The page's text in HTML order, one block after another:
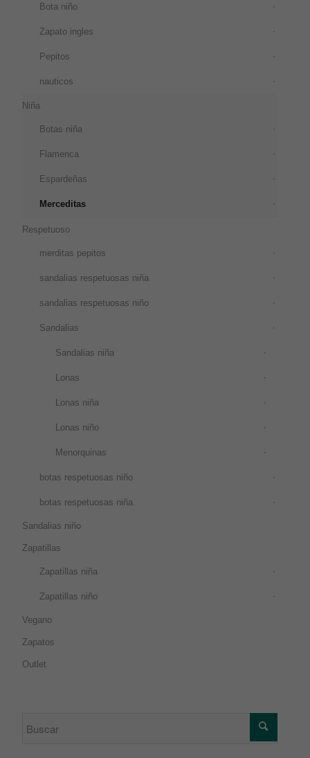
Bota niño
Zapato ingles
Pepitos
nauticos
Niña
Botas niña
Flamenca
Espardeñas
Merceditas
Respetuoso
merditas pepitos
sandalias respetuosas niña
sandalias respetuosas niño
Sandalias
Sandalias niña
Lonas
Lonas niña
Lonas niño
Menorquinas
botas respetuosas niño
botas respetuosas niña
Sandalias niño
Zapatillas
Zapatillas niña
Zapatillas niño
Vegano
Zapatos
Outlet